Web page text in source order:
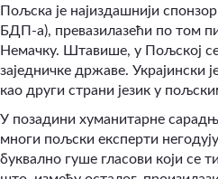
Пољска је најиздашнији
БДП-а), превазилазећи по том
Немачку. Штавише, у Пољској
заједничке државе. Украјински
као други страни језик у
У позадини хуманитарне
многи пољски експерти
буквално гуше гласови који се